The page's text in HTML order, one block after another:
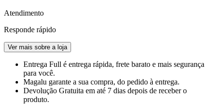
Atendimento
Responde rápido
Ver mais sobre a loja
Entrega Full é entrega rápida, frete barato e mais segurança
para você.
Magalu garante a sua compra, do pedido à entrega.
Devolução Gratuita em até 7 dias depois de receber o
produto.